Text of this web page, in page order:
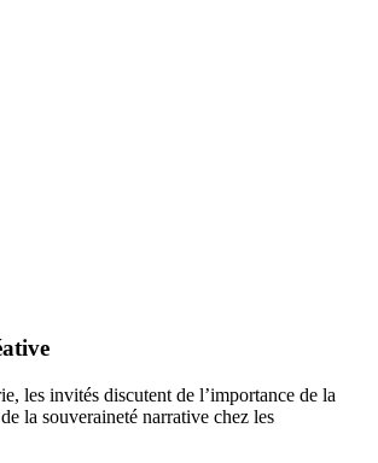
les invités discutent de l’importance de la
la souveraineté narrative chez les